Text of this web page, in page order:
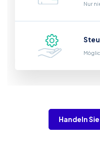
Nur
Handeln